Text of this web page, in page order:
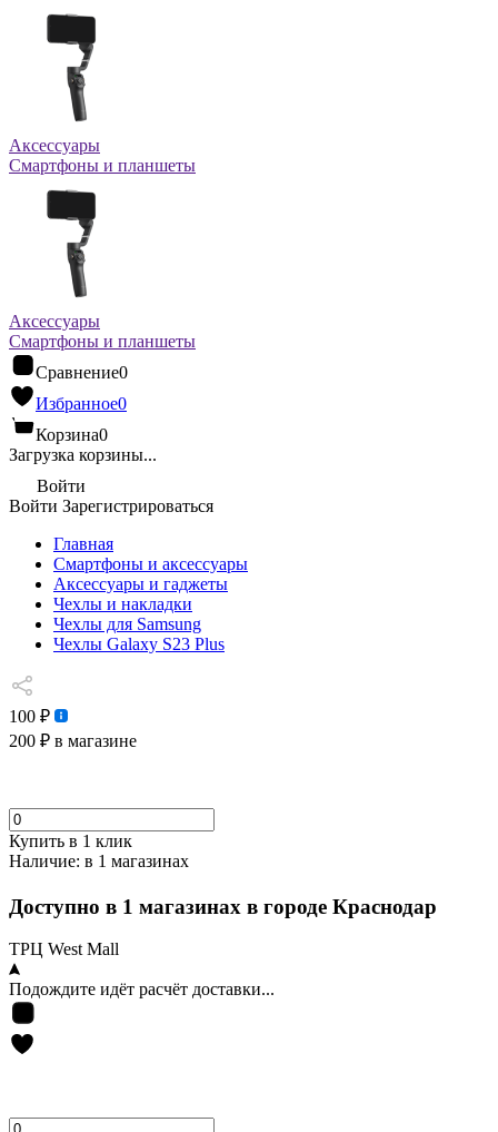
Аксессуары
Смартфоны и планшеты
Аксессуары
Смартфоны и планшеты
Сравнение0
Избранное0
Корзина0
Загрузка корзины...
Войти
Войти Зарегистрироваться
Главная
Смартфоны и аксессуары
Аксессуары и гаджеты
Чехлы и накладки
Чехлы для Samsung
Чехлы Galaxy S23 Plus
100 ₽
200 ₽ в магазине
Купить в 1 клик
Наличие: в 1 магазинах
Доступно в 1 магазинах в городе Краснодар
ТРЦ West Mall
Подождите идёт расчёт доставки...